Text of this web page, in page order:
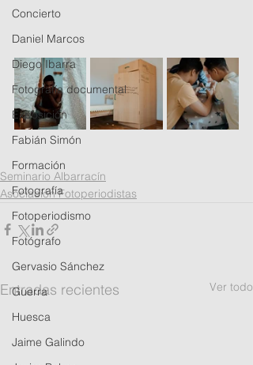
Concierto
Daniel Marcos
Diego Ibarra
Fotografía documental
Exposición
Fabián Simón
Formación
Fotografía
Fotoperiodismo
Fotógrafo
Gervasio Sánchez
Guerra
Huesca
Jaime Galindo
Seminario Albarracín
Asociación Fotoperiodistas
Entradas recientes Ver todo